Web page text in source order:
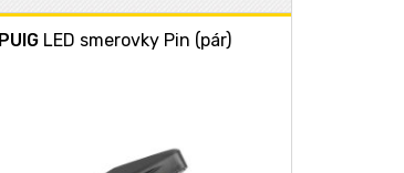
PUIGLED smerovky Pin (pár)